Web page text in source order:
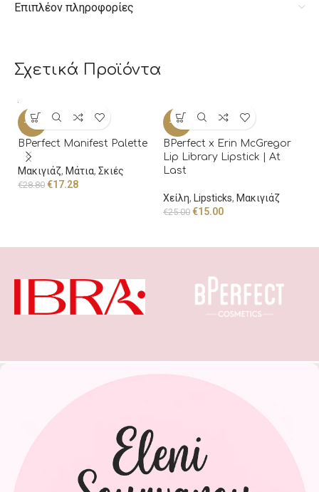
Επιπλέον πληροφορίες
Σχετικά Προϊόντα
-40%
BPerfect Manifest Palette
Μακιγιάζ, Μάτια, Σκιές
€28.80 €17.28
-40%
BPerfect x Erin McGregor
Lip Library Lipstick | At
Last
Χείλη, Lipsticks, Μακιγιάζ
€25.00 €15.00